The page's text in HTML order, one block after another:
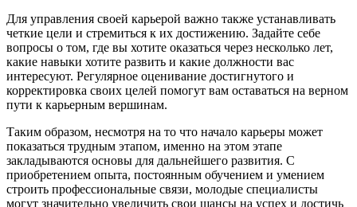
Для управления своей карьерой важно также устанавливать
четкие цели и стремиться к их достижению. Задайте себе
вопросы о том, где вы хотите оказаться через несколько лет,
какие навыки хотите развить и какие должности вас
интересуют. Регулярное оценивание достигнутого и
корректировка своих целей помогут вам оставаться на верном
пути к карьерным вершинам.
Таким образом, несмотря на то что начало карьеры может
показаться трудным этапом, именно на этом этапе
закладываются основы для дальнейшего развития. С
приобретением опыта, постоянным обучением и умением
строить профессиональные связи, молодые специалисты
могут значительно увеличить свои шансы на успех и достичь